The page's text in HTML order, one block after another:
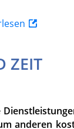
ZEIT
anderen
PC: Die